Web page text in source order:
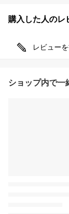
購入した人のレ
レビューを
ショップ内で一